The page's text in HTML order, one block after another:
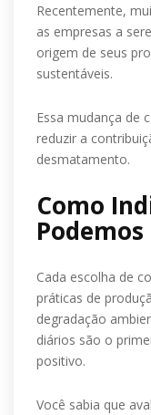
Recentemente,
as empresas a
origem de seus
sustentáveis.
Essa mudança de
reduzir a
desmatamento.
Como
Cada escolha de
práticas de
degradação
diários são o
positivo.
Você sabia que